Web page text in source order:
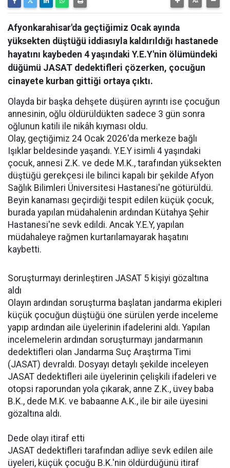
Afyonkarahisar'da geçtiğimiz Ocak ayında
yüksekten düştüğü iddiasıyla kaldırıldığı hastanede
hayatını kaybeden 4 yaşındaki Y.E.Y'nin ölümündeki
düğümü JASAT dedektifleri çözerken, çocuğun
cinayete kurban gittiği ortaya çıktı.
Olayda bir başka dehşete düşüren ayrıntı ise çocuğun
annesinin, oğlu öldürüldükten sadece 3 gün sonra
oğlunun katili ile nikâh kıyması oldu.
Olay, geçtiğimiz 24 Ocak 2026'da merkeze bağlı
Işıklar beldesinde yaşandı. Y.E.Y isimli 4 yaşındaki
çocuk, annesi Z.K. ve dede M.K., tarafından yüksekten
düştüğü gerekçesi ile bilinci kapalı bir şekilde Afyon
Sağlık Bilimleri Üniversitesi Hastanesi'ne götürüldü.
Beyin kanaması geçirdiği tespit edilen küçük çocuk,
burada yapılan müdahalenin ardından Kütahya Şehir
Hastanesi'ne sevk edildi. Ancak Y.E.Y, yapılan
müdahaleye rağmen kurtarılamayarak haşatını
kaybetti.
Soruşturmayı derinleştiren JASAT 5 kişiyi gözaltına
aldı
Olayın ardından soruşturma başlatan jandarma ekipleri
küçük çocuğun düştüğü öne sürülen yerde inceleme
yapıp ardından aile üyelerinin ifadelerini aldı. Yapılan
incelemelerin ardından soruşturmayı jandarmanın
dedektifleri olan Jandarma Suç Araştırma Timi
(JASAT) devraldı. Dosyayı detaylı şekilde inceleyen
JASAT dedektifleri aile üyelerinin çelişkili ifadeleri ve
otopsi raporundan yola çıkarak, anne Z.K., üvey baba
B.K., dede M.K. ve babaanne A.K., ile bir aile üyesini
gözaltına aldı.
Dede olayı itiraf etti
JASAT dedektifleri tarafından adliye sevk edilen aile
üyeleri, küçük çocuğu B.K.'nin öldürdüğünü itiraf